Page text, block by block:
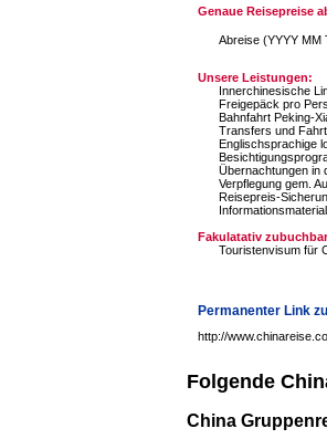
Genaue Reisepreise
Abreise (YYYY MM
Unsere Leistungen:
Innerchinesische
Freigepäck pro
Bahnfahrt Peking-
Transfers und
Englischsprachige
Übernachtungen in
Verpflegung gem.
Reisepreis-
Fakulatativ
Touristenvisum für
Permanenter Link
http://
Folgende
China